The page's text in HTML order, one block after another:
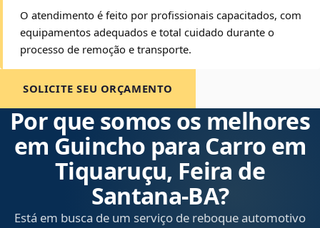
O atendimento é feito por profissionais capacitados, com
equipamentos adequados e total cuidado durante o
processo de remoção e transporte.
SOLICITE SEU ORÇAMENTO
Por que somos os melhores
em Guincho para Carro em
Tiquaruçu, Feira de
Santana‑BA?
Está em busca de um serviço de reboque automotivo